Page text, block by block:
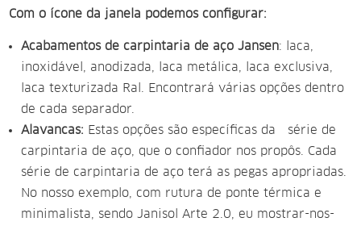
Com o ícone da janela podemos configurar:
Acabamentos de carpintaria de aço Jansen: laca,
inoxidável, anodizada, laca metálica, laca exclusiva,
laca texturizada Ral. Encontrará várias opções dentro
de cada separador.
Alavancas: Estas opções são específicas da série de
carpintaria de aço, que o confiador nos propôs. Cada
série de carpintaria de aço terá as pegas apropriadas.
No nosso exemplo, com rutura de ponte térmica e
minimalista, sendo Janisol Arte 2.0, eu mostrar-nos-